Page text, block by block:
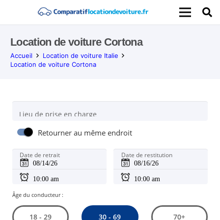
Location de voiture Cortona
Accueil
Location de voiture Italie
Location de voiture Cortona
Lieu de prise en charge
Retourner au même endroit
Date de retrait Date de restitution
Âge du conducteur :
18 - 29 30 - 69 70+